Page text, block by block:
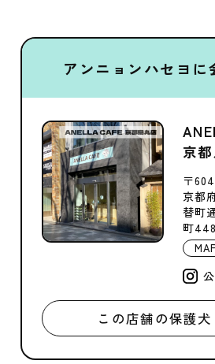
アンニョンハセヨに
京
〒
京都
替町
町
この店舗の保護犬